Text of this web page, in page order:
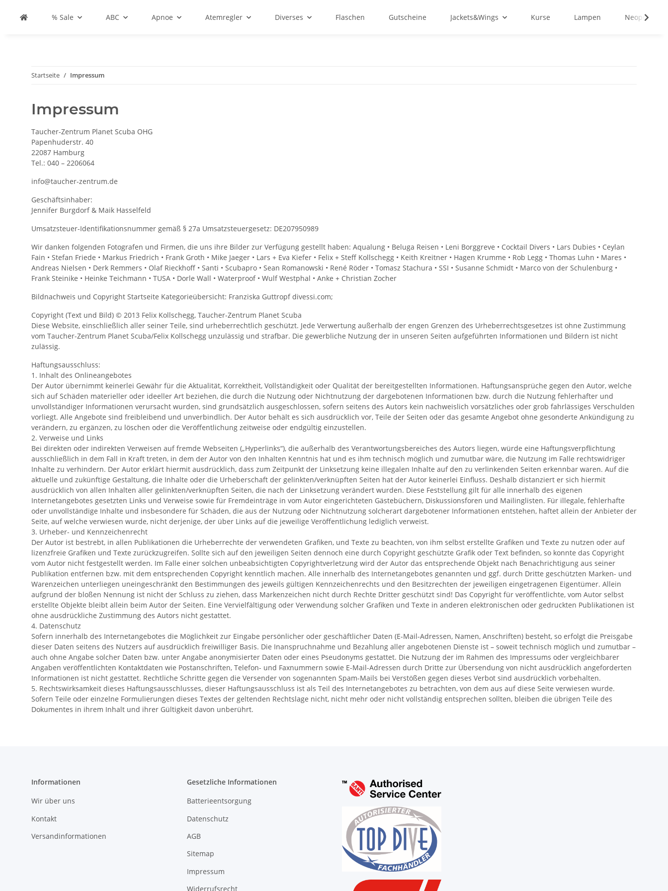
% Sale ABC Apnoe Atemregler Diverses Flaschen Gutscheine Jackets&Wings Kurse Lampen
Startseite Impressum
Impressum
Taucher-Zentrum Planet Scuba OHG
Papenhuderstr. 40
22087 Hamburg
Tel.: 040 – 2206064
info@taucher-zentrum.de
Geschäftsinhaber:
Jennifer Burgdorf & Maik Hasselfeld
Umsatzsteuer-Identifikationsnummer gemäß § 27a Umsatzsteuergesetz: DE207950989
Wir danken folgenden Fotografen und Firmen, die uns ihre Bilder zur Verfügung gestellt haben: Aqualung • Beluga Reisen • Leni Borggreve • Cocktail Divers • Lars Dubies • Ceylan
Fain • Stefan Friede • Markus Friedrich • Frank Groth • Mike Jaeger • Lars + Eva Kiefer • Felix + Steff Kollschegg • Keith Kreitner • Hagen Krumme • Rob Legg • Thomas Luhn • Mares •
Andreas Nielsen • Derk Remmers • Olaf Rieckhoff • Santi • Scubapro • Sean Romanowski • René Röder • Tomasz Stachura • SSI • Susanne Schmidt • Marco von der Schulenburg •
Frank Steinike • Heinke Teichmann • TUSA • Dorle Wall • Waterproof • Wulf Westphal • Anke + Christian Zocher
Bildnachweis und Copyright Startseite Kategorieübersicht: Franziska Guttropf divessi.com;
Copyright (Text und Bild) © 2013 Felix Kollschegg, Taucher-Zentrum Planet Scuba
Diese Website, einschließlich aller seiner Teile, sind urheberrechtlich geschützt. Jede Verwertung außerhalb der engen Grenzen des Urheberrechtsgesetzes ist ohne Zustimmung
vom Taucher-Zentrum Planet Scuba/Felix Kollschegg unzulässig und strafbar. Die gewerbliche Nutzung der in unseren Seiten aufgeführten Informationen und Bildern ist nicht
zulässig.
Haftungsausschluss:
1. Inhalt des Onlineangebotes
Der Autor übernimmt keinerlei Gewähr für die Aktualität, Korrektheit, Vollständigkeit oder Qualität der bereitgestellten Informationen. Haftungsansprüche gegen den Autor, welche
sich auf Schäden materieller oder ideeller Art beziehen, die durch die Nutzung oder Nichtnutzung der dargebotenen Informationen bzw. durch die Nutzung fehlerhafter und
unvollständiger Informationen verursacht wurden, sind grundsätzlich ausgeschlossen, sofern seitens des Autors kein nachweislich vorsätzliches oder grob fahrlässiges Verschulden
vorliegt. Alle Angebote sind freibleibend und unverbindlich. Der Autor behält es sich ausdrücklich vor, Teile der Seiten oder das gesamte Angebot ohne gesonderte Ankündigung zu
verändern, zu ergänzen, zu löschen oder die Veröffentlichung zeitweise oder endgültig einzustellen.
2. Verweise und Links
Bei direkten oder indirekten Verweisen auf fremde Webseiten („Hyperlinks“), die außerhalb des Verantwortungsbereiches des Autors liegen, würde eine Haftungsverpflichtung
ausschließlich in dem Fall in Kraft treten, in dem der Autor von den Inhalten Kenntnis hat und es ihm technisch möglich und zumutbar wäre, die Nutzung im Falle rechtswidriger
Inhalte zu verhindern. Der Autor erklärt hiermit ausdrücklich, dass zum Zeitpunkt der Linksetzung keine illegalen Inhalte auf den zu verlinkenden Seiten erkennbar waren. Auf die
aktuelle und zukünftige Gestaltung, die Inhalte oder die Urheberschaft der gelinkten/verknüpften Seiten hat der Autor keinerlei Einfluss. Deshalb distanziert er sich hiermit
ausdrücklich von allen Inhalten aller gelinkten/verknüpften Seiten, die nach der Linksetzung verändert wurden. Diese Feststellung gilt für alle innerhalb des eigenen
Internetangebotes gesetzten Links und Verweise sowie für Fremdeinträge in vom Autor eingerichteten Gästebüchern, Diskussionsforen und Mailinglisten. Für illegale, fehlerhafte
oder unvollständige Inhalte und insbesondere für Schäden, die aus der Nutzung oder Nichtnutzung solcherart dargebotener Informationen entstehen, haftet allein der Anbieter der
Seite, auf welche verwiesen wurde, nicht derjenige, der über Links auf die jeweilige Veröffentlichung lediglich verweist.
3. Urheber- und Kennzeichenrecht
Der Autor ist bestrebt, in allen Publikationen die Urheberrechte der verwendeten Grafiken, und Texte zu beachten, von ihm selbst erstellte Grafiken und Texte zu nutzen oder auf
lizenzfreie Grafiken und Texte zurückzugreifen. Sollte sich auf den jeweiligen Seiten dennoch eine durch Copyright geschützte Grafik oder Text befinden, so konnte das Copyright
vom Autor nicht festgestellt werden. Im Falle einer solchen unbeabsichtigten Copyrightverletzung wird der Autor das entsprechende Objekt nach Benachrichtigung aus seiner
Publikation entfernen bzw. mit dem entsprechenden Copyright kenntlich machen. Alle innerhalb des Internetangebotes genannten und ggf. durch Dritte geschützten Marken- und
Warenzeichen unterliegen uneingeschränkt den Bestimmungen des jeweils gültigen Kennzeichenrechts und den Besitzrechten der jeweiligen eingetragenen Eigentümer. Allein
aufgrund der bloßen Nennung ist nicht der Schluss zu ziehen, dass Markenzeichen nicht durch Rechte Dritter geschützt sind! Das Copyright für veröffentlichte, vom Autor selbst
erstellte Objekte bleibt allein beim Autor der Seiten. Eine Vervielfältigung oder Verwendung solcher Grafiken und Texte in anderen elektronischen oder gedruckten Publikationen ist
ohne ausdrückliche Zustimmung des Autors nicht gestattet.
4. Datenschutz
Sofern innerhalb des Internetangebotes die Möglichkeit zur Eingabe persönlicher oder geschäftlicher Daten (E-Mail-Adressen, Namen, Anschriften) besteht, so erfolgt die Preisgabe
dieser Daten seitens des Nutzers auf ausdrücklich freiwilliger Basis. Die Inanspruchnahme und Bezahlung aller angebotenen Dienste ist – soweit technisch möglich und zumutbar –
auch ohne Angabe solcher Daten bzw. unter Angabe anonymisierter Daten oder eines Pseudonyms gestattet. Die Nutzung der im Rahmen des Impressums oder vergleichbarer
Angaben veröffentlichten Kontaktdaten wie Postanschriften, Telefon- und Faxnummern sowie E-Mail-Adressen durch Dritte zur Übersendung von nicht ausdrücklich angeforderten
Informationen ist nicht gestattet. Rechtliche Schritte gegen die Versender von sogenannten Spam-Mails bei Verstößen gegen dieses Verbot sind ausdrücklich vorbehalten.
5. Rechtswirksamkeit dieses Haftungsausschlusses, dieser Haftungsausschluss ist als Teil des Internetangebotes zu betrachten, von dem aus auf diese Seite verwiesen wurde.
Sofern Teile oder einzelne Formulierungen dieses Textes der geltenden Rechtslage nicht, nicht mehr oder nicht vollständig entsprechen sollten, bleiben die übrigen Teile des
Dokumentes in ihrem Inhalt und ihrer Gültigkeit davon unberührt.
Informationen
Wir über uns
Kontakt
Versandinformationen
Gesetzliche Informationen
Batterieentsorgung
Datenschutz
AGB
Sitemap
Impressum
Widerrufsrecht